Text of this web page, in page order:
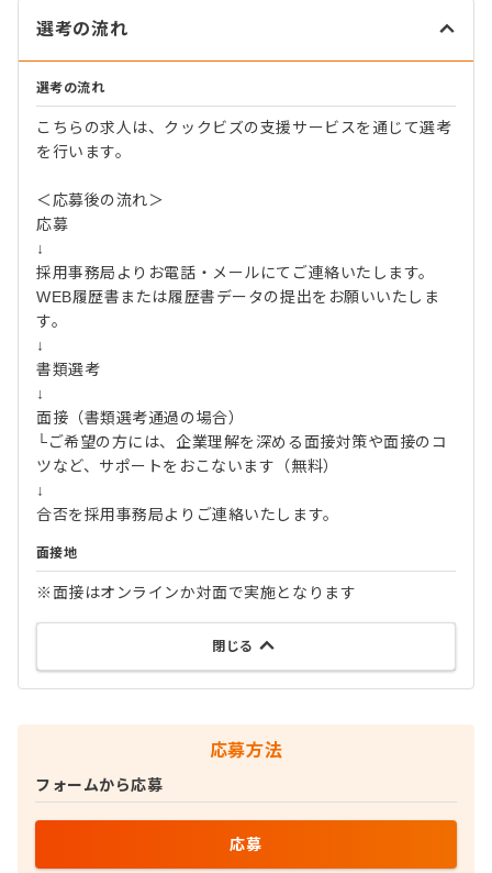
選考の流れ
選考の流れ
こちらの求人は、クックビズの支援サービスを通じて選考
を行います。
＜応募後の流れ＞
応募
↓
採用事務局よりお電話・メールにてご連絡いたします。
WEB履歴書または履歴書データの提出をお願いいたしま
す。
↓
書類選考
↓
面接（書類選考通過の場合）
└ご希望の方には、企業理解を深める面接対策や面接のコ
ツなど、サポートをおこないます（無料）
↓
合否を採用事務局よりご連絡いたします。
面接地
※面接はオンラインか対面で実施となります
閉じる
応募方法
フォームから応募
応募